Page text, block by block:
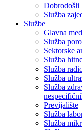
Dobrodošli
Služba
Službe
Glavna
Služba
Sektorske
Služba
Služba
Služba
Služba
Previjalište
Služba
Služba